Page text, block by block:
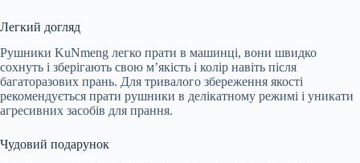
Легкий догляд
Рушники KuNmeng легко прати в машинці, вони швидко
сохнуть і зберігають свою м’якість і колір навіть після
багаторазових прань. Для тривалого збереження якості
рекомендується прати рушники в делікатному режимі і уникати
агресивних засобів для прання.
Чудовий подарунок